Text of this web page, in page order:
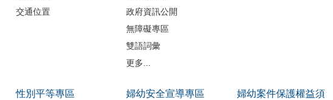
交通位置
政府資訊公開
無障礙專區
雙語詞彙
更多...
性別平等專區 婦幼安全宣導專區
婦幼案件保護權益須